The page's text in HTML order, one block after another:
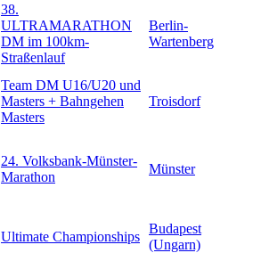
38.
ULTRAMARATHON
DM im 100km-
Straßenlauf
Berlin-
Wartenberg
Team DM U16/U20 und
Masters + Bahngehen
Masters
Troisdorf
24. Volksbank-Münster-
Marathon
Münster
Ultimate Championships
Budapest
(Ungarn)